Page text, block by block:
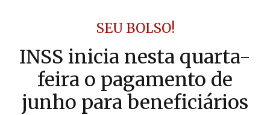
SEU BOLSO!
INSS inicia nesta quarta-
feira o pagamento de
junho para beneficiários